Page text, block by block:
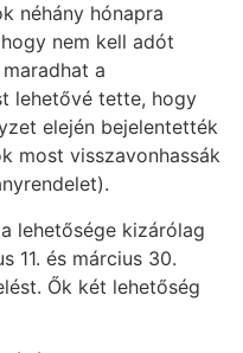
néhány hónapra
nem kell adót
a
lehetővé tette, hogy
elején bejelentették
most visszavonhassák
lehetősége kizárólag
11. és március 30.
Ők két lehetőség